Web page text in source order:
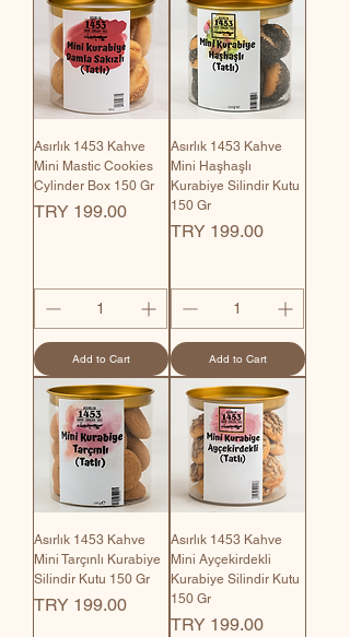
Asırlık 1453 Kahve
Mini Mastic Cookies
Cylinder Box 150 Gr
Price
TRY 199.00
Add to Cart
Asırlık 1453 Kahve
Mini Haşhaşlı
Kurabiye Silindir Kutu
150 Gr
Price
TRY 199.00
Add to Cart
Asırlık 1453 Kahve
Mini Tarçınlı Kurabiye
Silindir Kutu 150 Gr
Price
TRY 199.00
Asırlık 1453 Kahve
Mini Ayçekirdekli
Kurabiye Silindir Kutu
150 Gr
Price
TRY 199.00